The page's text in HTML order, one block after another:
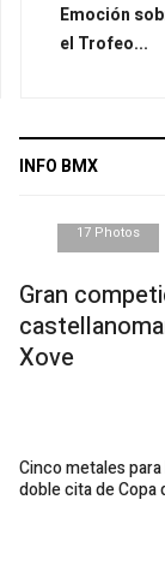
Emoción
el Trofeo...
INFO BMX
17 Photos
Gran
Xove
Cinco metales
doble cita de Copa